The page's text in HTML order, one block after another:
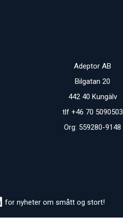
Adeptor AB
Bilgatan 20
442 40 Kungälv
tlf +46 70 5090503
Org: 559280-9148
for nyheter om smått og stort!